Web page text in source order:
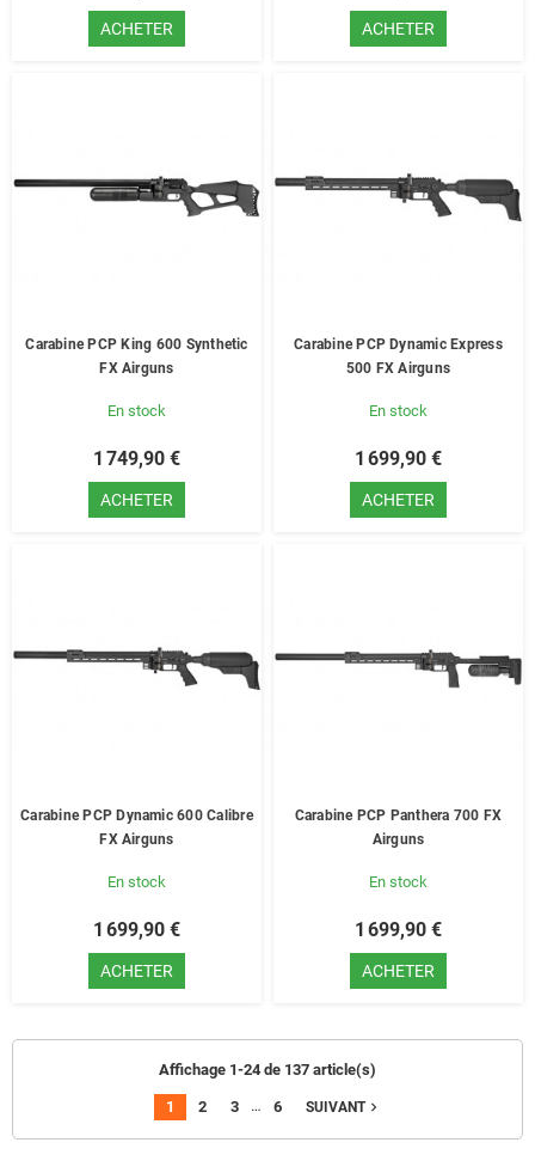
ACHETER ACHETER
Carabine PCP King 600 Synthetic
FX Airguns
En stock
1 749,90 €
ACHETER
Carabine PCP Dynamic Express
500 FX Airguns
En stock
1 699,90 €
ACHETER
Carabine PCP Dynamic 600 Calibre
FX Airguns
En stock
1 699,90 €
ACHETER
Carabine PCP Panthera 700 FX
Airguns
En stock
1 699,90 €
ACHETER
Affichage 1-24 de 137 article(s)
1 2 3 … 6 SUIVANTnavigate_next